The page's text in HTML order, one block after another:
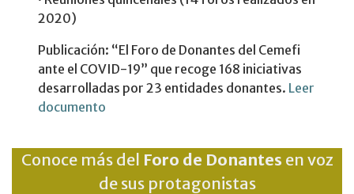
2020)​
Publicación: “El Foro de Donantes del Cemefi
ante el COVID-19” que recoge 168 iniciativas
desarrolladas por 23 entidades donantes​. Leer
documento​
Conoce más del Foro de Donantes en voz
de sus protagonistas